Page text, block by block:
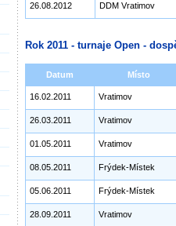
26.08.2012 DDM Vratimov
Rok 2011 - turnaje Open -
Datum Místo
16.02.2011 Vratimov
26.03.2011 Vratimov
01.05.2011 Vratimov
08.05.2011 Frýdek-Místek
05.06.2011 Frýdek-Místek
28.09.2011 Vratimov